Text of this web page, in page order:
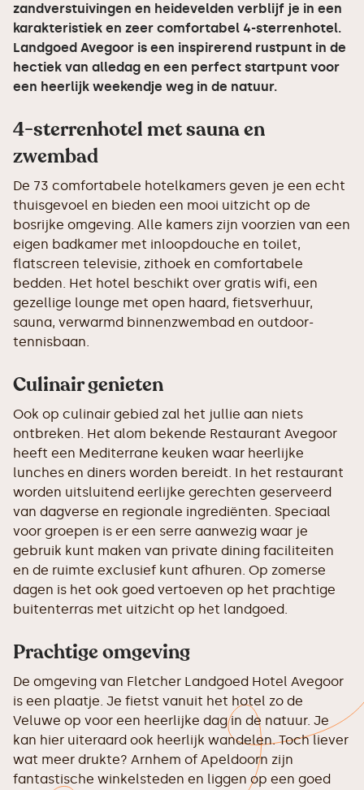
zandverstuivingen en heidevelden verblijf je in een
karakteristiek en zeer comfortabel 4-sterrenhotel.
Landgoed Avegoor is een inspirerend rustpunt in de
hectiek van alledag en een perfect startpunt voor
een heerlijk weekendje weg in de natuur.
4-sterrenhotel met sauna en
zwembad
De 73 comfortabele hotelkamers geven je een echt
thuisgevoel en bieden een mooi uitzicht op de
bosrijke omgeving. Alle kamers zijn voorzien van een
eigen badkamer met inloopdouche en toilet,
flatscreen televisie, zithoek en comfortabele
bedden. Het hotel beschikt over gratis wifi, een
gezellige lounge met open haard, fietsverhuur,
sauna, verwarmd binnenzwembad en outdoor-
tennisbaan.
Culinair genieten
Ook op culinair gebied zal het jullie aan niets
ontbreken. Het alom bekende Restaurant Avegoor
heeft een Mediterrane keuken waar heerlijke
lunches en diners worden bereidt. In het restaurant
worden uitsluitend eerlijke gerechten geserveerd
van dagverse en regionale ingrediënten. Speciaal
voor groepen is er een serre aanwezig waar je
gebruik kunt maken van private dining faciliteiten
en de ruimte exclusief kunt afhuren. Op zomerse
dagen is het ook goed vertoeven op het prachtige
buitenterras met uitzicht op het landgoed.
Prachtige omgeving
De omgeving van Fletcher Landgoed Hotel Avegoor
is een plaatje. Je fietst vanuit het hotel zo de
Veluwe op voor een heerlijke dag in de natuur. Je
kan hier uiteraard ook heerlijk wandelen. Toch liever
wat meer drukte? Arnhem of Apeldoorn zijn
fantastische winkelsteden en liggen op een goed